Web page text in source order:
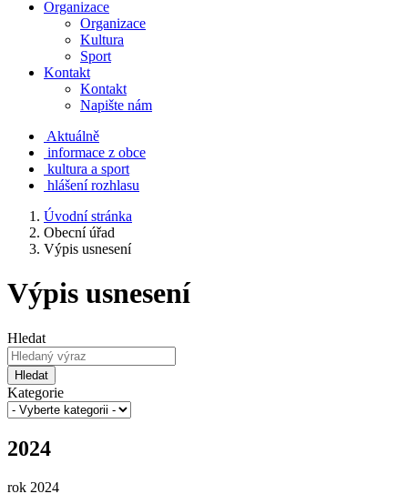
Organizace
Organizace
Kultura
Sport
Kontakt
Kontakt
Napište nám
Aktuálně
informace z obce
kultura a sport
hlášení rozhlasu
Úvodní stránka
Obecní úřad
Výpis usnesení
Výpis usnesení
Hledat
Hledat
Kategorie
2024
rok 2024